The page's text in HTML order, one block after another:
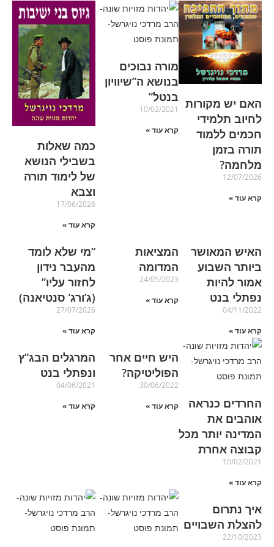
האם יש מקורות
לחיוב תלמידי
חכמים ללמוד
תורה בזמן
מלחמה?
12/07/2026
קרא עוד »
מורה נבוכים
בנושא ה”שיוויון
בנטל”
10/02/2021
קרא עוד »
כמה שאלות
בשבילי הנושא
של לימוד תורה
וצבא
17/06/2026
קרא עוד »
האיש המאושר
ביותר השבוע
אמור להיות
נפתלי בנט
04/11/2022
קרא עוד »
המציאות
המדומה
24/05/2023
קרא עוד »
“מי שלא לומד
מהעבר נידון
לחזור עליו”
(ג’ורג’ סנטיאנה)
27/07/2026
קרא עוד »
החרדים כנראה
אוהבים את
המדינה יותר מכל
קבוצה אחרת
10/02/2021
קרא עוד »
היש חיים אחר
הפוליטיקה?
30/06/2022
קרא עוד »
המרגלים הבג”ץ
ונפתלי בנט
04/06/2021
קרא עוד »
איך נתרום
להצלת השבויים
22/10/2023